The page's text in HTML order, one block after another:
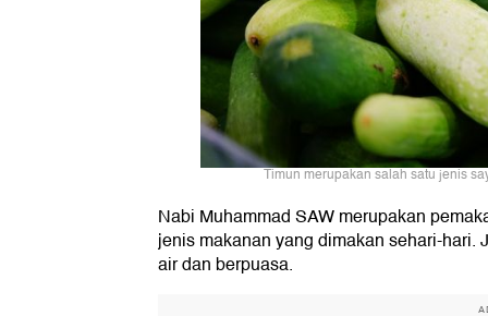
Timun merupakan salah satu jenis
Nabi Muhammad SAW merupakan
jenis makanan yang dimakan sehari-hari.
air dan berpuasa.